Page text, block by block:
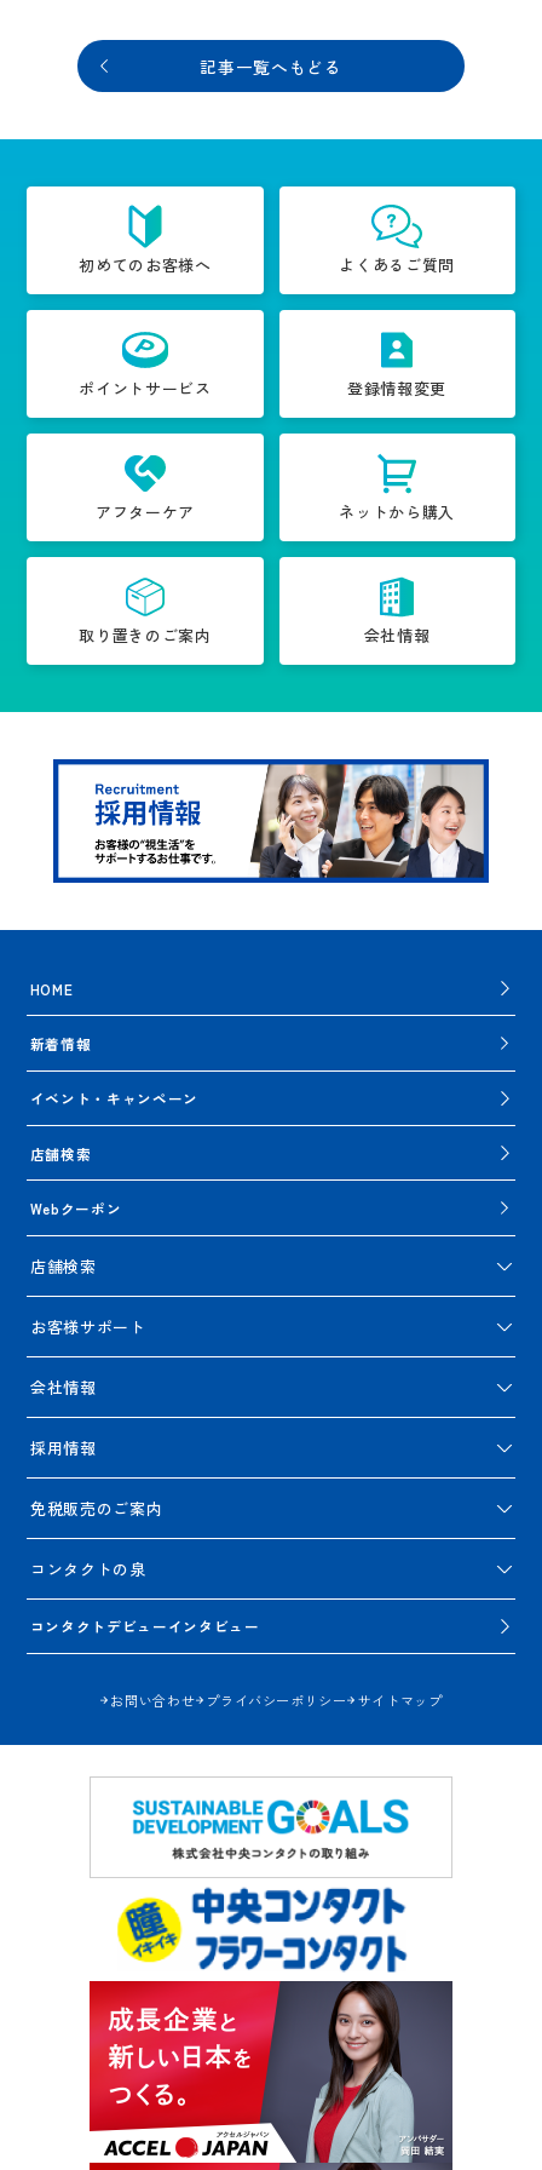
記事一覧へもどる
初めてのお客様へ よくあるご質問
ポイントサービス 登録情報変更
アフターケア ネットから購入
取り置きのご案内 会社情報
HOME
新着情報
イベント・キャンペーン
店舗検索
Webクーポン
店舗検索
お客様サポート
会社情報
採用情報
免税販売のご案内
コンタクトの泉
コンタクトデビューインタビュー
お問い合わせ プライバシーポリシー サイトマップ